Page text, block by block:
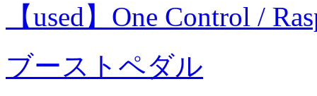
【used】One Control /
ブーストペダル